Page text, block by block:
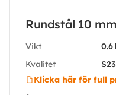
Rundstål 10 mm
Vikt
0.6
Kvalitet
Klicka här för full